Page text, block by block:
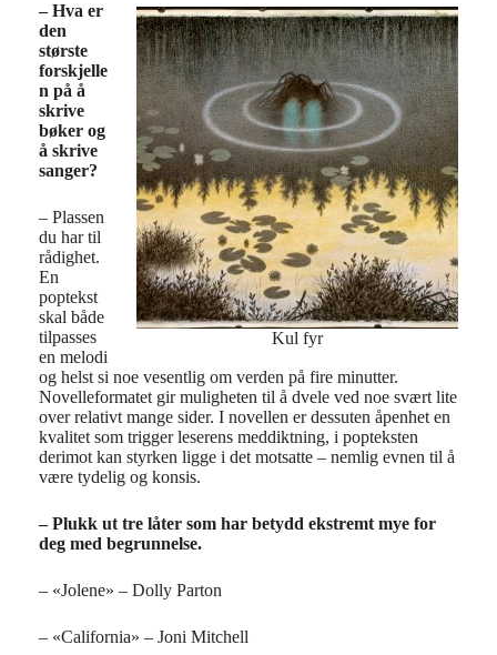
Kul fyr
– Hva er
den
største
forskjelle
n på å
skrive
bøker og
å skrive
sanger?
– Plassen
du har til
rådighet.
En
poptekst
skal både
tilpasses
en melodi
og helst si noe vesentlig om verden på fire minutter.
Novelleformatet gir muligheten til å dvele ved noe svært lite
over relativt mange sider. I novellen er dessuten åpenhet en
kvalitet som trigger leserens meddiktning, i popteksten
derimot kan styrken ligge i det motsatte – nemlig evnen til å
være tydelig og konsis.
– Plukk ut tre låter som har betydd ekstremt mye for
deg med begrunnelse.
– «Jolene» – Dolly Parton
– «California» – Joni Mitchell